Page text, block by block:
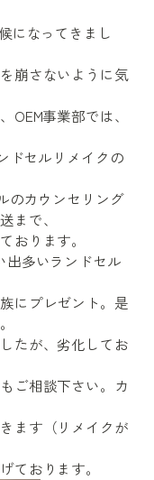
になってきまし
崩さないように気
事業部では、
ドセルリメイクの
のカウンセリング
まで、
おります。
出多いランドセル
にプレゼント。是
たが、劣化してお
ご相談下さい。カ
ます（リメイクが
ております。